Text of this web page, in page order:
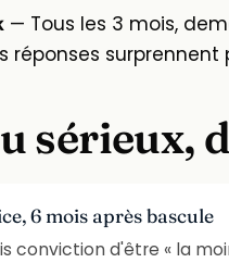
— Tous les 3 mois,
réponses surprennent
sérieux,
6 mois après bascule
conviction d'être « la